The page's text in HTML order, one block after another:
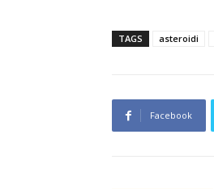
TAGS asteroidi
Facebook